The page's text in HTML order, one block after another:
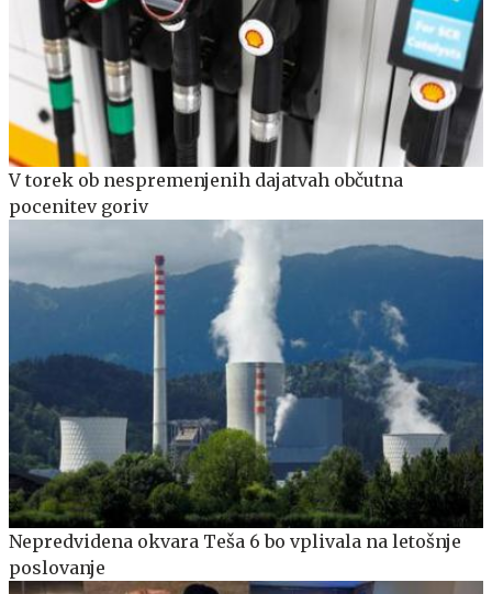
V torek ob nespremenjenih dajatvah občutna
pocenitev goriv
Nepredvidena okvara Teša 6 bo vplivala na letošnje
poslovanje